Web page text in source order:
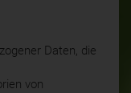
Daten, die
von